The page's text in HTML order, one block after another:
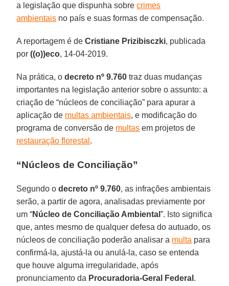
a legislação que dispunha sobre crimes
ambientais no país e suas formas de compensação.
A reportagem é deCristiane Prizibisczki, publicada
por ((o))eco, 14-04-2019.
Na prática, odecreto nº 9.760 traz duas mudanças
importantes na legislação anterior sobre o assunto: a
criação de “núcleos de conciliação” para apurar a
aplicação de multas ambientais, e modificação do
programa de conversão de multas em projetos de
restauração florestal .
“Núcleos de Conciliação”
Segundo o decreto nº 9.760, as infrações ambientais
serão, a partir de agora, analisadas previamente por
um “Núcleo de Conciliação Ambiental”. Isto significa
que, antes mesmo de qualquer defesa do autuado, os
núcleos de conciliação poderão analisar a multa para
confirmá-la, ajustá-la ou anulá-la, caso se entenda
que houve alguma irregularidade, após
pronunciamento da Procuradoria-Geral Federal .